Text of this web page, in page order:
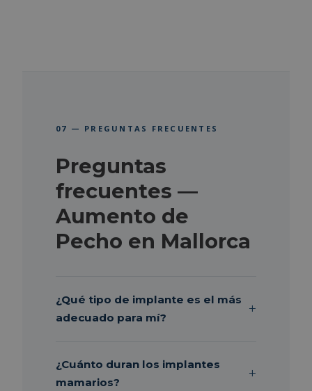
07 — PREGUNTAS FRECUENTES
Preguntas
frecuentes —
Aumento de
Pecho en Mallorca
¿Qué tipo de implante es el más
adecuado para mí?
¿Cuánto duran los implantes
mamarios?